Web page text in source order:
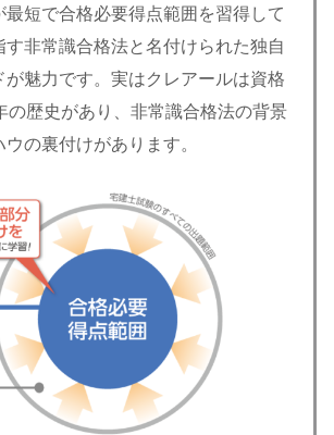
最短で合格必要得点範囲を習得して
す非常識合格法と名付けられた独自
が魅力です。実はクレアールは資格
の歴史があり、非常識合格法の背景
の裏付けがあります。